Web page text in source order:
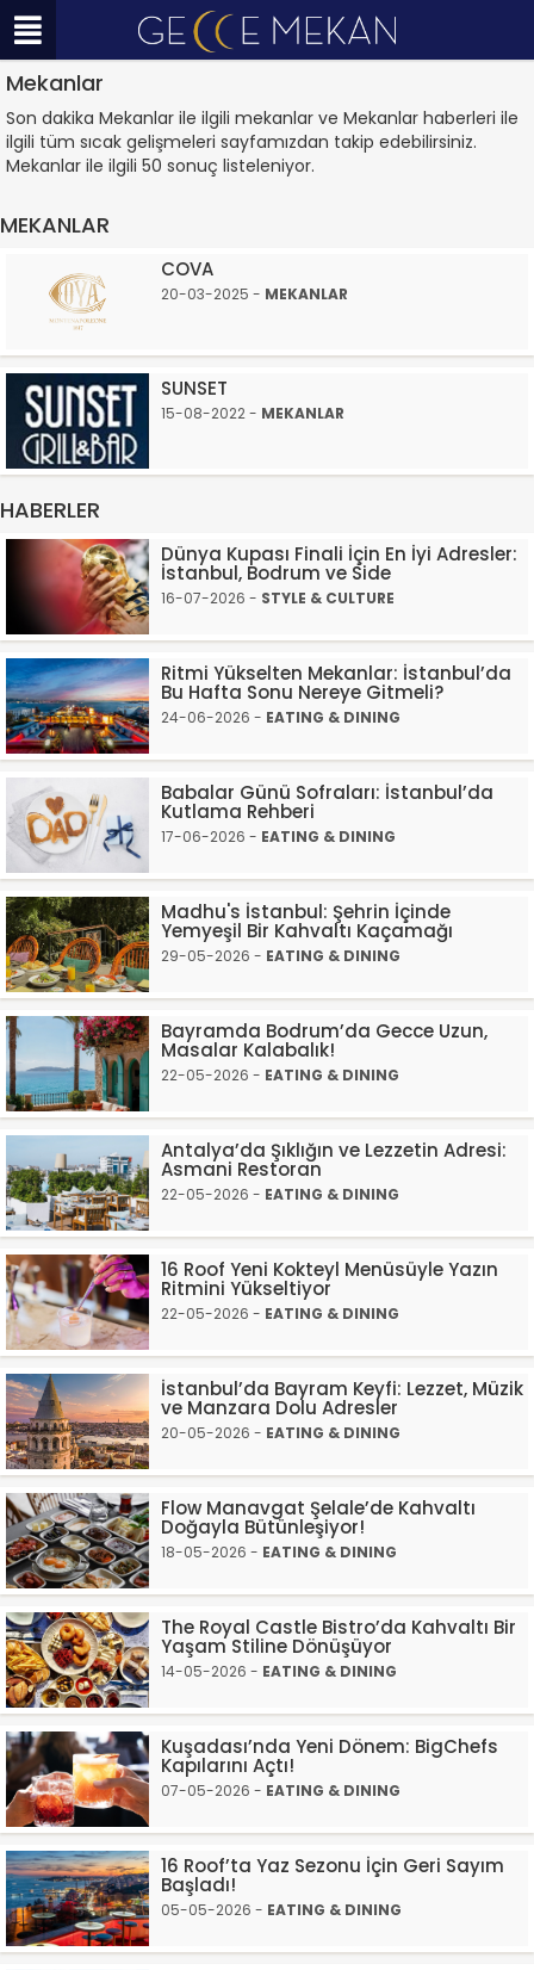
Mekanlar
Son dakika Mekanlar ile ilgili mekanlar ve Mekanlar haberleri ile
ilgili tüm sıcak gelişmeleri sayfamızdan takip edebilirsiniz.
Mekanlar ile ilgili 50 sonuç listeleniyor.
MEKANLAR
COVA
20-03-2025 - MEKANLAR
SUNSET
15-08-2022 - MEKANLAR
HABERLER
Dünya Kupası Finali İçin En İyi Adresler:
İstanbul, Bodrum ve Side
16-07-2026 - STYLE & CULTURE
Ritmi Yükselten Mekanlar: İstanbul’da
Bu Hafta Sonu Nereye Gitmeli?
24-06-2026 - EATING & DINING
Babalar Günü Sofraları: İstanbul’da
Kutlama Rehberi
17-06-2026 - EATING & DINING
Madhu's İstanbul: Şehrin İçinde
Yemyeşil Bir Kahvaltı Kaçamağı
29-05-2026 - EATING & DINING
Bayramda Bodrum’da Gecce Uzun,
Masalar Kalabalık!
22-05-2026 - EATING & DINING
Antalya’da Şıklığın ve Lezzetin Adresi:
Asmani Restoran
22-05-2026 - EATING & DINING
16 Roof Yeni Kokteyl Menüsüyle Yazın
Ritmini Yükseltiyor
22-05-2026 - EATING & DINING
İstanbul’da Bayram Keyfi: Lezzet, Müzik
ve Manzara Dolu Adresler
20-05-2026 - EATING & DINING
Flow Manavgat Şelale’de Kahvaltı
Doğayla Bütünleşiyor!
18-05-2026 - EATING & DINING
The Royal Castle Bistro’da Kahvaltı Bir
Yaşam Stiline Dönüşüyor
14-05-2026 - EATING & DINING
Kuşadası’nda Yeni Dönem: BigChefs
Kapılarını Açtı!
07-05-2026 - EATING & DINING
16 Roof’ta Yaz Sezonu İçin Geri Sayım
Başladı!
05-05-2026 - EATING & DINING